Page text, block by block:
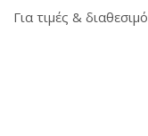
Για τιμές &